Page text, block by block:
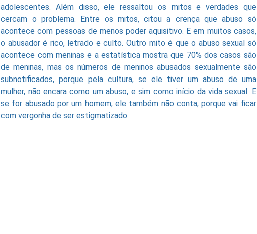
adolescentes. Além disso, ele ressaltou os mitos e verdades que
cercam o problema. Entre os mitos, citou a crença que abuso só
acontece com pessoas de menos poder aquisitivo. E em muitos casos,
o abusador é rico, letrado e culto. Outro mito é que o abuso sexual só
acontece com meninas e a estatística mostra que 70% dos casos são
de meninas, mas os números de meninos abusados sexualmente são
subnotificados, porque pela cultura, se ele tiver um abuso de uma
mulher, não encara como um abuso, e sim como início da vida sexual. E
se for abusado por um homem, ele também não conta, porque vai ficar
com vergonha de ser estigmatizado.